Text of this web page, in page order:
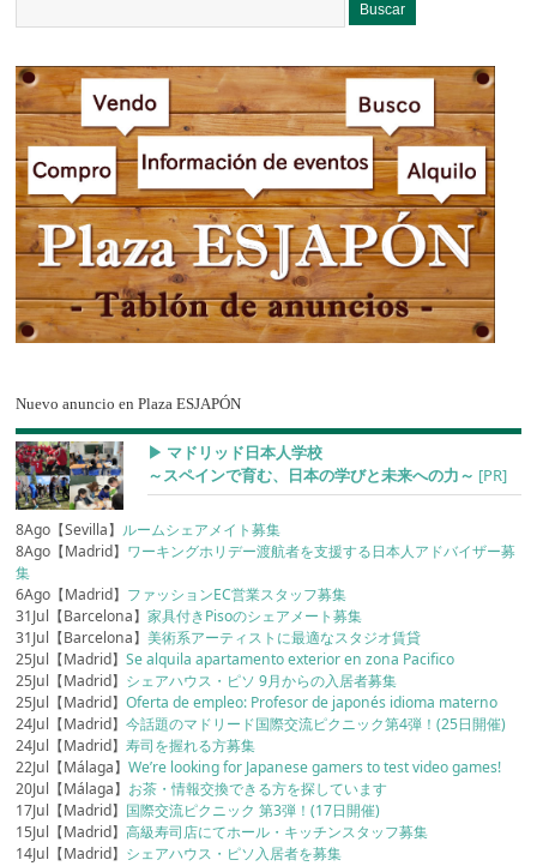
Nuevo anuncio en Plaza ESJAPÓN
▶︎ マドリッド日本人学校
～スペインで育む、日本の学びと未来への力～ [PR]
8Ago【Sevilla】 ルームシェアメイト募集
8Ago【Madrid】 ワーキングホリデー渡航者を支援する日本人アドバイザー募
集
6Ago【Madrid】 ファッションEC営業スタッフ募集
31Jul【Barcelona】家具付きPisoのシェアメート募集
31Jul【Barcelona】美術系アーティストに最適なスタジオ賃貸
25Jul【Madrid】Se alquila apartamento exterior en zona Pacifico
25Jul【Madrid】 シェアハウス・ピソ 9月からの入居者募集
25Jul【Madrid】Oferta de empleo: Profesor de japonés idioma materno
24Jul【Madrid】今話題のマドリード国際交流ピクニック第4弾！(25日開催)
24Jul【Madrid】寿司を握れる方募集
22Jul【Málaga】We’re looking for Japanese gamers to test video games!
20Jul【Málaga】 お茶・情報交換できる方を探しています
17Jul【Madrid】 国際交流ピクニック 第3弾！(17日開催)
15Jul【Madrid】高級寿司店にてホール・キッチンスタッフ募集
14Jul【Madrid】 シェアハウス・ピソ入居者を募集